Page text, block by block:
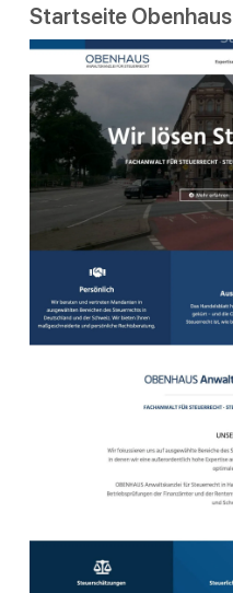
Startseite Obenhaus